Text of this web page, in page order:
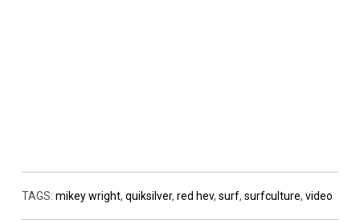
TAGS: mikey wright, quiksilver, red hev, surf, surfculture, video